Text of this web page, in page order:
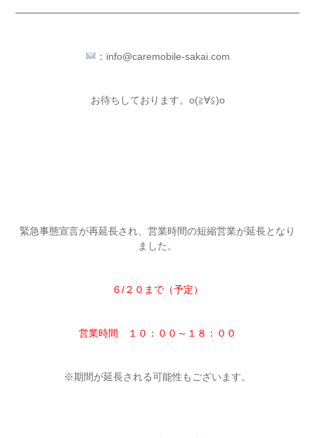
： info@caremobile-sakai.com
お待ちしております。o(≧∀≦)o
緊急事態宣言が再延長され、営業時間の短縮営業が延長となり
ました。
６/２０まで（予定）
営業時間 １０：００～１８：００
※期間が延長される可能性もございます。